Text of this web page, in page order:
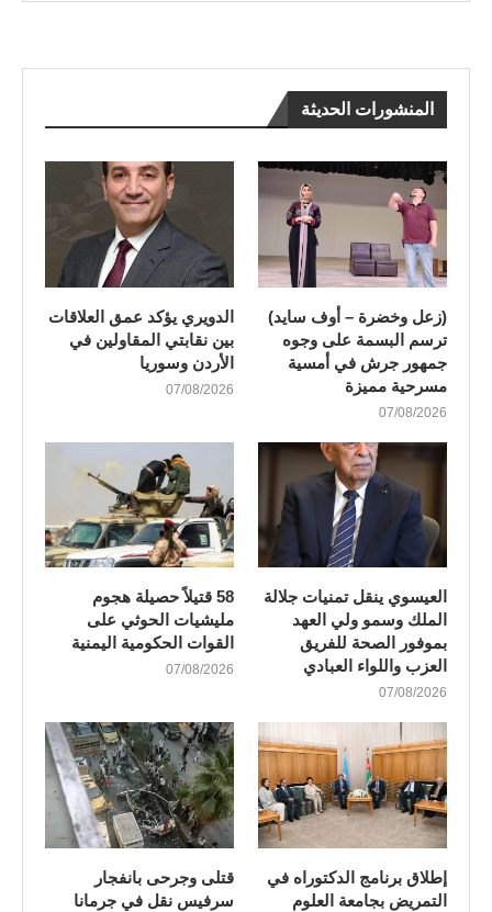
المنشورات الحديثة
(زعل وخضرة – أوف سايد)
ترسم البسمة على وجوه
جمهور جرش في أمسية
مسرحية مميزة
07/08/2026
الدويري يؤكد عمق العلاقات
بين نقابتي المقاولين في
الأردن وسوريا
07/08/2026
العيسوي ينقل تمنيات جلالة
الملك وسمو ولي العهد
بموفور الصحة للفريق
العزب واللواء العبادي
07/08/2026
58 قتيلاً حصيلة هجوم
مليشيات الحوثي على
القوات الحكومية اليمنية
07/08/2026
إطلاق برنامج الدكتوراه في
التمريض بجامعة العلوم
قتلى وجرحى بانفجار
سرفيس نقل في جرمانا